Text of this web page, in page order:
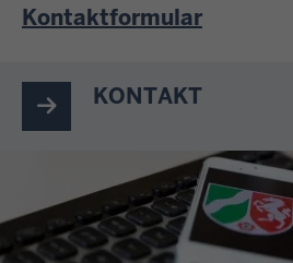
Kontaktformular
KONTAKT